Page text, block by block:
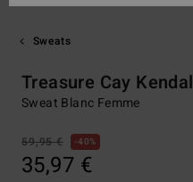
Sweats
Treasure Cay Kendal
Sweat Blanc Femme
59,95 € 40%
35,97 €